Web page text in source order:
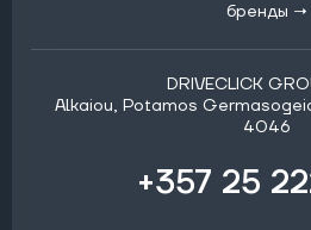
бренды →
DRIVECLICK
Alkaiou, Potamos
4046
+357 25